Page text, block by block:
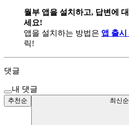
월부 앱을 설치하고, 답변에
세요!
앱을 설치하는 방법은 앱 출
릭!
댓글
내 댓글
추천순 최신순